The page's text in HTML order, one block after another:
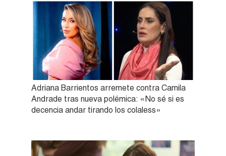
Adriana Barrientos arremete contra Camila
Andrade tras nueva polémica: «No sé si es
decencia andar tirando los colaless»